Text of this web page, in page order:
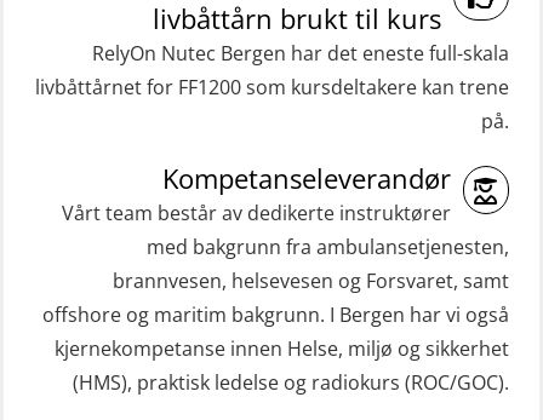
Gass kurs H2S (OSP105)
Grunnleggende sikkerhetskurs –
beredskapspersonell med E-læring
(OBSBLE044)
HLO/MOB/Søk- og Redningslag
kombinasjon – repetisjon (OSC1162)
HLO/Søk & Redningslag kombinasjon
– repetisjon (OSC1161)
t (MFA107)
ROC sertifikat grunnleggende
ROC sertifikat repetisjon (GMDSS)
(ORC103)
STCW Grunnkurs Redningsfarkoster
(MBSBLE022)
STCW Hurtiggående mann over bord
båt (HMOB) (MSE100)
livbåttårn brukt til kurs
RelyOn Nutec Bergen har det eneste full-skala
livbåttårnet for FF1200 som kursdeltakere kan trene
på.
Kompetanseleverandør
Vårt team består av dedikerte instruktører
med bakgrunn fra ambulansetjenesten,
brannvesen, helsevesen og Forsvaret, samt
offshore og maritim bakgrunn. I Bergen har vi også
kjernekompetanse innen Helse, miljø og sikkerhet
(HMS), praktisk ledelse og radiokurs (ROC/GOC).